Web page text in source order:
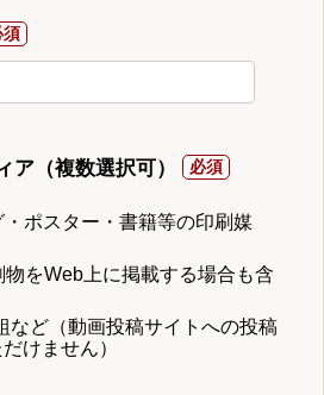
ア（複数選択可）
ポスター・書籍等の印刷媒
をWeb上に掲載する場合も含
など（動画投稿サイトへの投稿
けません）